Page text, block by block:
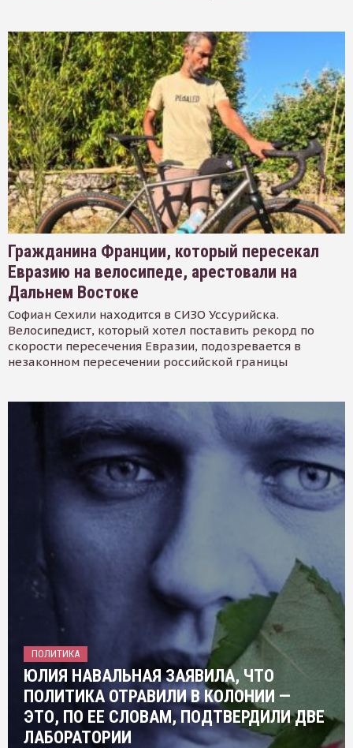
Гражданина Франции, который пересекал
Евразию на велосипеде, арестовали на
Дальнем Востоке
Софиан Сехили находится в СИЗО Уссурийска.
Велосипедист, который хотел поставить рекорд по
скорости пересечения Евразии, подозревается в
незаконном пересечении российской границы
ПОЛИТИКА
ЮЛИЯ НАВАЛЬНАЯ ЗАЯВИЛА, ЧТО
ПОЛИТИКА ОТРАВИЛИ В КОЛОНИИ —
ЭТО, ПО ЕЕ СЛОВАМ, ПОДТВЕРДИЛИ ДВЕ
ЛАБОРАТОРИИ